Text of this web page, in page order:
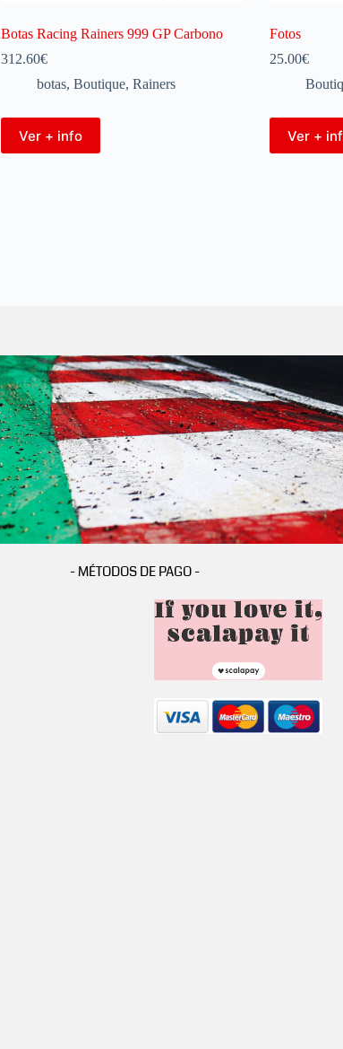
Botas Racing Rainers 999 GP Carbono
312.60€
botas, Boutique, Rainers
Ver + info
Fotos
25.00€
Ver +
- MÉTODOS DE PAGO -